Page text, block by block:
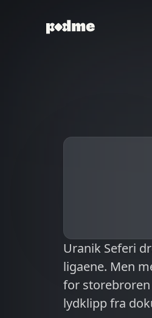
Uranik Seferi
ligaene. Men
for storebroren som aldri
lydklipp fra